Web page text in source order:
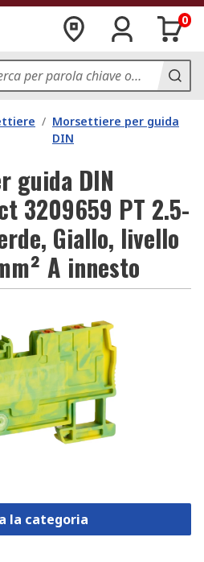
0
/ Morsettiere per guida
DIN
guida DIN
3209659 PT 2.5-
Giallo, livello
A innesto
la categoria